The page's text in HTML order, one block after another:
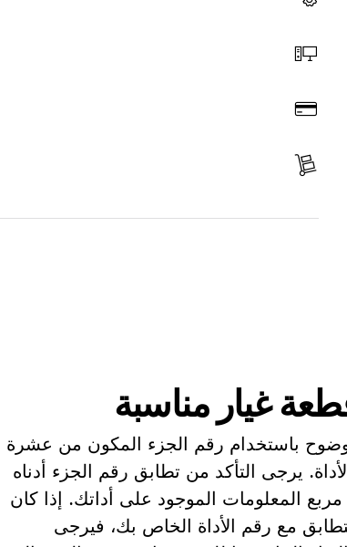
غيار مناسبة
بوضوح باستخدام رقم الجزء المكون من عشرة
يرجى التأكد من تطابق رقم الجزء أدناه
المعلومات الموجود على أداتك. إذا كان
مع رقم الأداة الخاص بك، فيرجى